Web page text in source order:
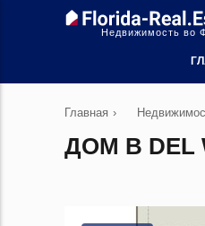
Недвижимость во
Главная ›
ДОМ В DEL